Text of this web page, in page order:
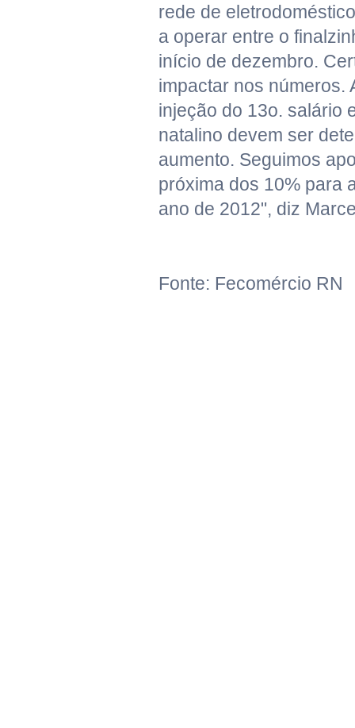
rede de
a operar entre o
início de dezembro.
impactar nos números.
injeção do 13o. salário
natalino devem ser
aumento. Seguimos
próxima dos 10% para
ano de 2012", diz
Fonte: Fecomércio RN